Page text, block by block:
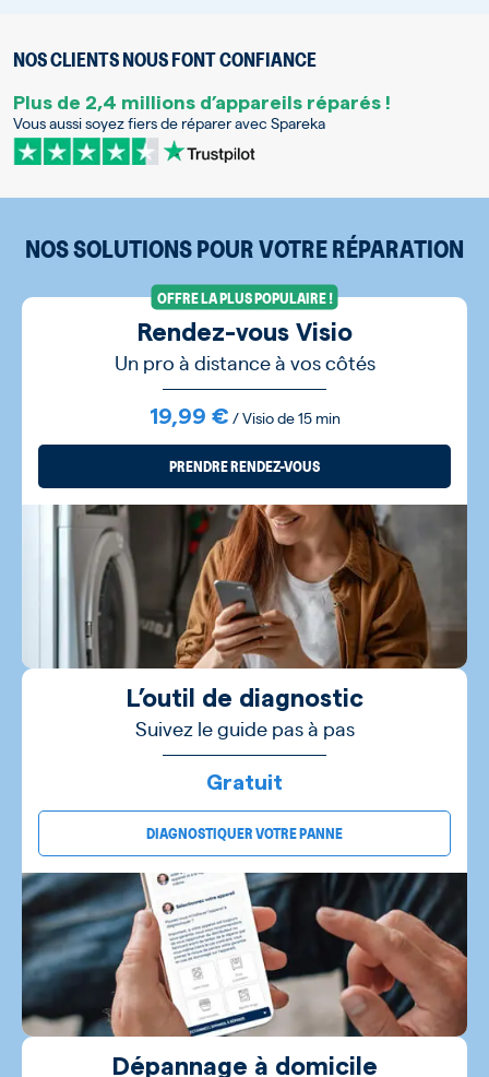
NOS CLIENTS NOUS FONT CONFIANCE
Plus de 2,4 millions d’appareils réparés !
Vous aussi soyez fiers de réparer avec Spareka
NOS SOLUTIONS POUR VOTRE RÉPARATION
OFFRE LA PLUS POPULAIRE !
Rendez-vous Visio
Un pro à distance à vos côtés
19,99 € / Visio de 15 min
PRENDRE RENDEZ-VOUS
L’outil de diagnostic
Suivez le guide pas à pas
Gratuit
DIAGNOSTIQUER VOTRE PANNE
Dépannage à domicile